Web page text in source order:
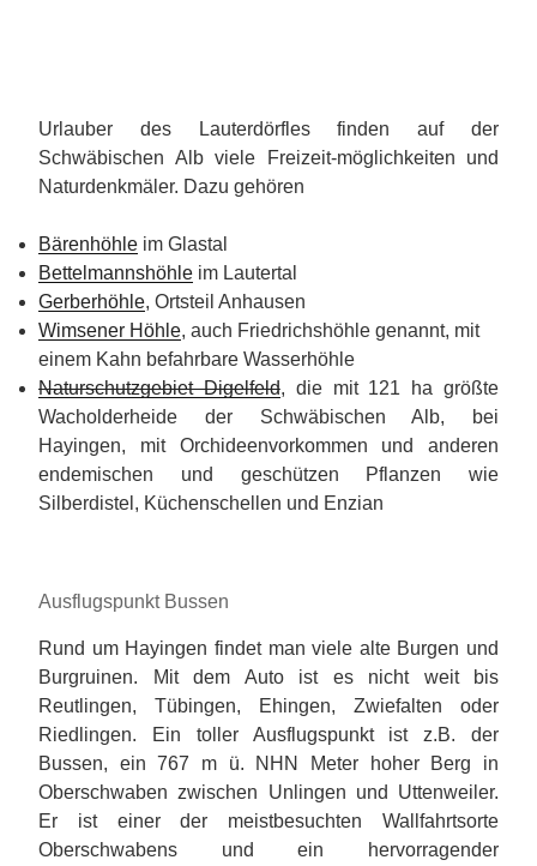
Urlauber des Lauterdörfles finden auf der
Schwäbischen Alb viele Freizeit-möglichkeiten und
Naturdenkmäler. Dazu gehören
Bärenhöhle im Glastal
Bettelmannshöhle im Lautertal
Gerberhöhle, Ortsteil Anhausen
Wimsener Höhle, auch Friedrichshöhle genannt, mit
einem Kahn befahrbare Wasserhöhle
Naturschutzgebiet Digelfeld, die mit 121 ha größte
Wacholderheide der Schwäbischen Alb, bei
Hayingen, mit Orchideenvorkommen und anderen
endemischen und geschützen Pflanzen wie
Silberdistel, Küchenschellen und Enzian
Ausflugspunkt Bussen
Rund um Hayingen findet man viele alte Burgen und
Burgruinen. Mit dem Auto ist es nicht weit bis
Reutlingen, Tübingen, Ehingen, Zwiefalten oder
Riedlingen. Ein toller Ausflugspunkt ist z.B. der
Bussen, ein 767 m ü. NHN Meter hoher Berg in
Oberschwaben zwischen Unlingen und Uttenweiler.
Er ist einer der meistbesuchten Wallfahrtsorte
Oberschwabens und ein hervorragender